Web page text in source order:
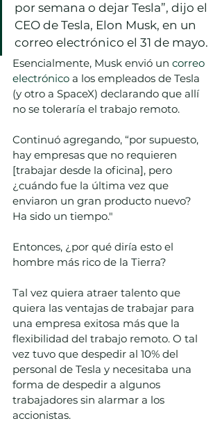
por semana o dejar Tesla”, dijo el
CEO de Tesla, Elon Musk, en un
correo electrónico el 31 de mayo.
Esencialmente, Musk envió un correo
electrónico a los empleados de Tesla
(y otro a SpaceX) declarando que allí
no se toleraría el trabajo remoto.
Continuó agregando, “por supuesto,
hay empresas que no requieren
[trabajar desde la oficina], pero
¿cuándo fue la última vez que
enviaron un gran producto nuevo?
Ha sido un tiempo."
Entonces, ¿por qué diría esto el
hombre más rico de la Tierra?
Tal vez quiera atraer talento que
quiera las ventajas de trabajar para
una empresa exitosa más que la
flexibilidad del trabajo remoto. O tal
vez tuvo que despedir al 10% del
personal de Tesla y necesitaba una
forma de despedir a algunos
trabajadores sin alarmar a los
accionistas.